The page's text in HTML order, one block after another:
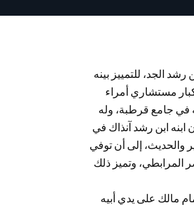
الجد، للتمييز بينه
مستشاري أمراء
في جامع قرطبة، وله
وتولى القضاء في قرطبة عام 532 هـ، بينما كان ابنه ابن رشد آنذاك في
والحديث، إلى أن توفي
المرابطي، وتميز ذلك
مالك على يدي أبيه